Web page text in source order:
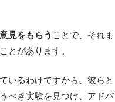
見をもらう ことで、それま
とがあります。
いるわけですから、彼らと
べき実験を見つけ、アドバ